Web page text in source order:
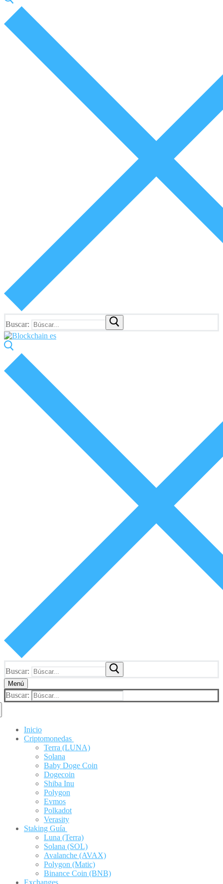
Buscar:
Buscar:
Menú
Buscar:
Inicio
Criptomonedas
Terra (LUNA)
Solana
Baby Doge Coin
Dogecoin
Shiba Inu
Polygon
Evmos
Polkadot
Verasity
Staking Guía
Luna (Terra)
Solana (SOL)
Avalanche (AVAX)
Polygon (Matic)
Binance Coin (BNB)
Exchanges